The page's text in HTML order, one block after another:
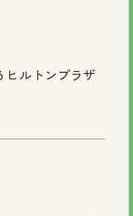
ルトンプラザ